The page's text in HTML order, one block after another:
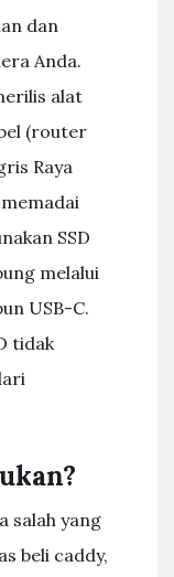
dan
Anda.
alat
(router
Raya
SSD
melalui
USB-C.
tidak
salah yang
beli caddy,